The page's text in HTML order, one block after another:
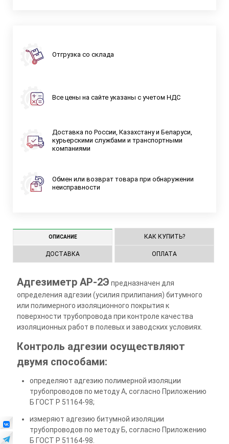
Отгрузка со склада
Все цены на сайте указаны с учетом НДС
Доставка по России, Казахстану и Беларуси,
курьерскими службами и транспортными
компаниями
Обмен или возврат товара при обнаружении
неисправности
ОПИСАНИЕ КАК КУПИТЬ?
ДОСТАВКА ОПЛАТА
Адгезиметр АР-2Э предназначен для
определения адгезии (усилия прилипания) битумного
или полимерного изоляционного покрытия к
поверхности трубопровода при контроле качества
изоляционных работ в полевых и заводских условиях.
Контроль адгезии осуществляют
двумя способами:
определяют адгезию полимерной изоляции
трубопроводов по методу А, согласно Приложению
Б ГОСТ Р 51164-98;
измеряют адгезию битумной изоляции
трубопроводов по методу Б, согласно Приложению
Б ГОСТ Р 51164-98.